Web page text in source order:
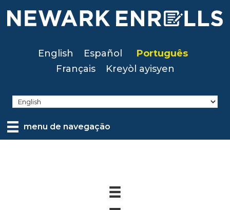
Skip
English Español
Português
Français
Kreyòl ayisyen
menu de navegação